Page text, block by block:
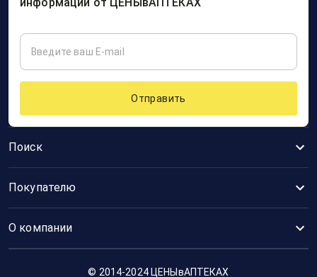
Поиск
Покупателю
О компании
Отправить
© 2014-2024 ЦЕНЫвАПТЕКАХ